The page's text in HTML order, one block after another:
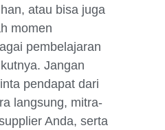
atau bisa juga
momen
pembelajaran
Jangan
pendapat dari
langsung, mitra-
Anda, serta